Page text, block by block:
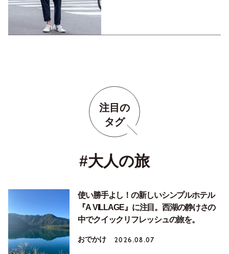
注目の
タグ
#大人の旅
使い勝手よし！の新しいシンプルホテル
『A VILLAGE』に注目。西湖の静けさの
中でクイックリフレッシュの旅を。
おでかけ 2026.08.07